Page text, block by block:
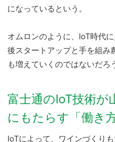
になっているという。
オムロンのように、IoT時代
後スタートアップと手を組み
も増えていくのではないだろ
富士通のIoT技術が
にもたらす「働き
IoTによって、ワインづくり